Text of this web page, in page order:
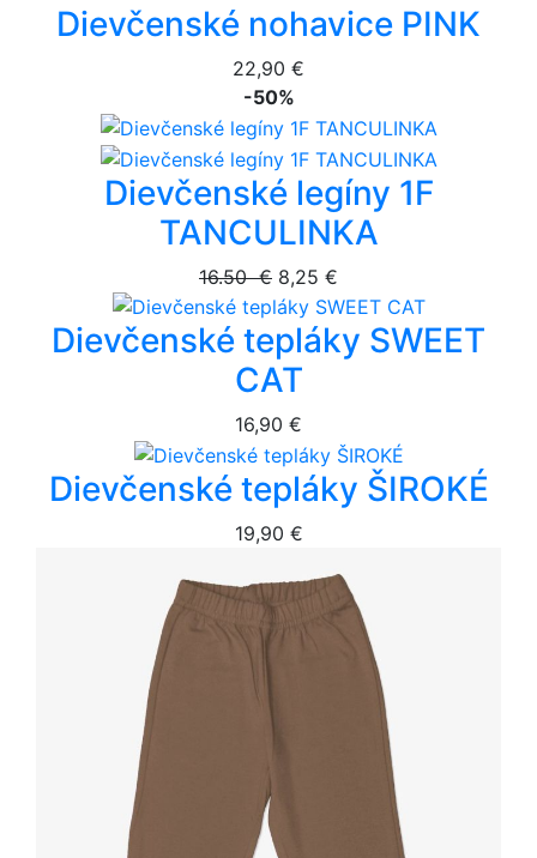
Dievčenské nohavice PINK
22,90 €
-50%
Dievčenské legíny 1F
TANCULINKA
16.50 € 8,25 €
Dievčenské tepláky SWEET
CAT
16,90 €
Dievčenské tepláky ŠIROKÉ
19,90 €